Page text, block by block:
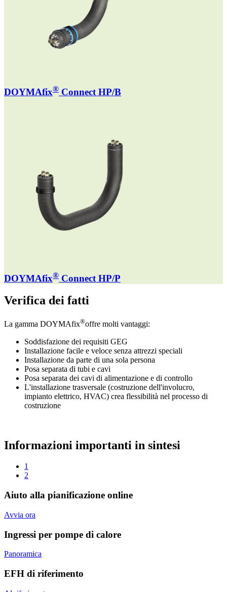
DOYMAfix® Connect HP/B
DOYMAfix® Connect HP/P
Verifica dei fatti
La gamma DOYMAfix®offre molti vantaggi:
Soddisfazione dei requisiti GEG
Installazione facile e veloce senza attrezzi speciali
Installazione da parte di una sola persona
Posa separata di tubi e cavi
Posa separata dei cavi di alimentazione e di controllo
L'installazione trasversale (costruzione dell'involucro,
impianto elettrico, HVAC) crea flessibilità nel processo di
costruzione
Informazioni importanti in sintesi
1
2
Aiuto alla pianificazione online
Avvia ora
Ingressi per pompe di calore
Panoramica
EFH di riferimento